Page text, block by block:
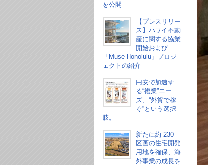
を公開
【プレスリリー
ス】ハワイ不動
産に関する協業
開始および
「Muse Honolulu」プロジ
ェクトの紹介
円安で加速す
る“複業”ニー
ズ、“外貨で稼
ぐ”という選択
肢。
新たに約 230
区画の住宅開発
用地を確保、海
外事業の成長を